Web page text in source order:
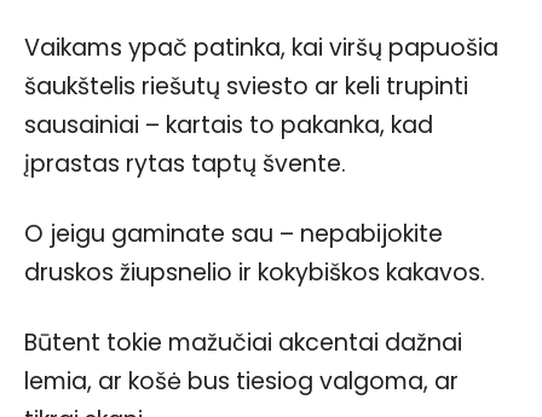
Vaikams ypač patinka, kai viršų papuošia
šaukštelis riešutų sviesto ar keli trupinti
sausainiai – kartais to pakanka, kad
įprastas rytas taptų švente.
O jeigu gaminate sau – nepabijokite
druskos žiupsnelio ir kokybiškos kakavos.
Būtent tokie mažučiai akcentai dažnai
lemia, ar košė bus tiesiog valgoma, ar